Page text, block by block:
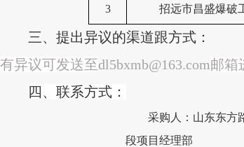
3 招远市昌盛爆破
三、 提出异议的渠道跟方式：
有异议可发送至dl5bxmb@163.com邮箱
四、 联系方式：
采购人： 山东东方
段项目经理部